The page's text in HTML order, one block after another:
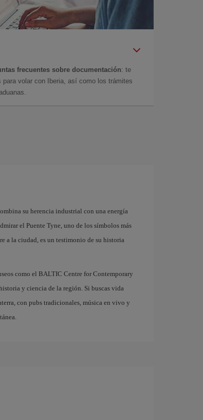
frecuentes sobre documentación: te
volar con Iberia, así como los trámites
su herencia industrial con una energía
el Puente Tyne, uno de los símbolos más
a la ciudad, es un testimonio de su historia
como el BALTIC Centre for Contemporary
y ciencia de la región. Si buscas vida
con pubs tradicionales, música en vivo y